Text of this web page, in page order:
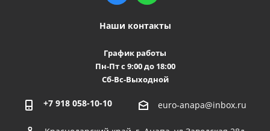
Наши контакты
График работы
Пн-Пт с 9:00 до 18:00
Сб-Вс-Выходной
+7 918 058-10-10 euro-anapa@inbox.ru